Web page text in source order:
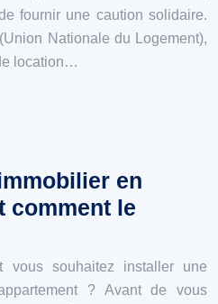
fournir une caution solidaire.
Nationale du Logement),
location…
en
comment le
vous souhaitez installer une
? Avant de vous